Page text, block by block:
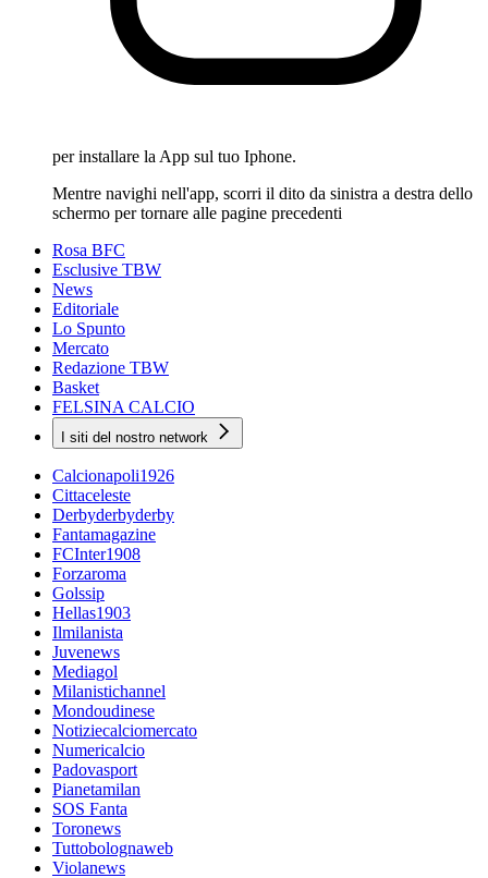
per installare la App sul tuo Iphone.
Mentre navighi nell'app, scorri il dito da sinistra a destra dello
schermo per tornare alle pagine precedenti
Rosa BFC
Esclusive TBW
News
Editoriale
Lo Spunto
Mercato
Redazione TBW
Basket
FELSINA CALCIO
I siti del nostro network
Calcionapoli1926
Cittaceleste
Derbyderbyderby
Fantamagazine
FCInter1908
Forzaroma
Golssip
Hellas1903
Ilmilanista
Juvenews
Mediagol
Milanistichannel
Mondoudinese
Notiziecalciomercato
Numericalcio
Padovasport
Pianetamilan
SOS Fanta
Toronews
Tuttobolognaweb
Violanews